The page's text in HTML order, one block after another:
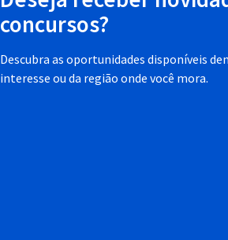
concursos?
Descubra as oportunidades disponíveis
interesse ou da região onde você mora.